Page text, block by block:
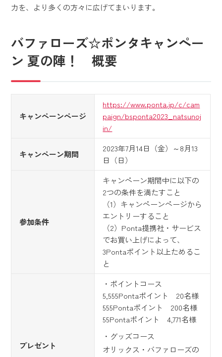
力を、より多くの方々に広げてまいります。
バファローズ☆ポンタキャンペー
ン 夏の陣！ 概要
キャンペーンページ
https://www.ponta.jp/c/cam
paign/bsponta2023_natsunoj
in/
キャンペーン期間
2023年7月14日（金）～8月13
日（日）
参加条件
キャンペーン期間中に以下の
2つの条件を満たすこと
（1）キャンペーンページから
エントリーすること
（2）Ponta提携社・サービス
でお買い上げによって、
3Pontaポイント以上ためるこ
と
プレゼント
・ポイントコース
5,555Pontaポイント 20名様
555Pontaポイント 200名様
55Pontaポイント 4,771名様
・グッズコース
オリックス・バファローズの